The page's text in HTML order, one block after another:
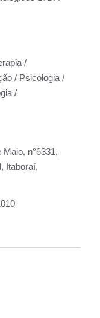
/
/ Psicologia /
/
n°6331,
Itaboraí,